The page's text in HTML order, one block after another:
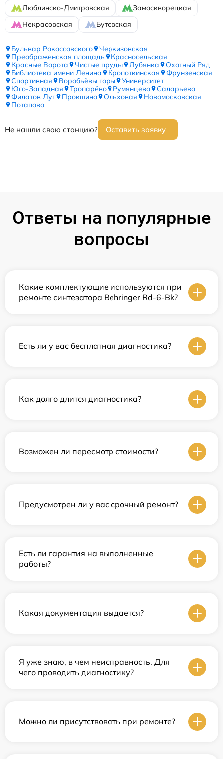
Люблинско-Дмитровская
Замоскворецкая
Некрасовская
Бутовская
Бульвар Рокоссовского
Черкизовская
Преображенская площадь
Красносельская
Красные Ворота
Чистые пруды Лубянка
Охотный Ряд
Библиотека имени Ленина
Кропоткинская
Фрунзенская
Спортивная
Воробьёвы горы
Университет
Юго-Западная
Тропарёво Румянцево
Саларьево
Филатов Луг
Прокшино Ольховая
Новомосковская
Потапово
Не нашли свою станцию? Оставить заявку
Ответы на популярные
вопросы
Какие комплектующие используются при
ремонте синтезатора Behringer Rd-6-Bk?
Есть ли у вас бесплатная диагностика?
Как долго длится диагностика?
Возможен ли пересмотр стоимости?
Предусмотрен ли у вас срочный ремонт?
Есть ли гарантия на выполненные
работы?
Какая документация выдается?
Я уже знаю, в чем неисправность. Для
чего проводить диагностику?
Можно ли присутствовать при ремонте?